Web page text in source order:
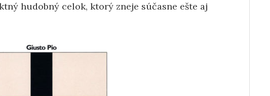
hudobný celok, ktorý zneje súčasne ešte aj